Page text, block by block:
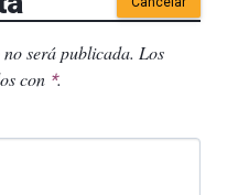
será publicada. Los
con *.